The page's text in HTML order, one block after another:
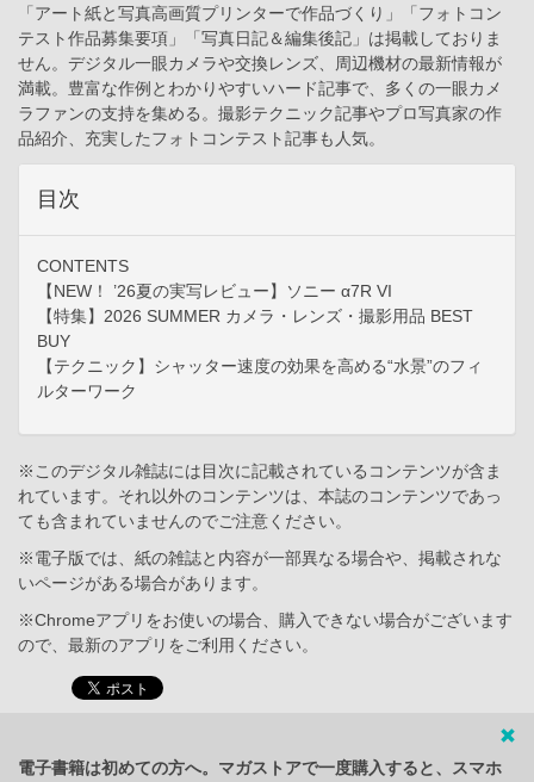
「アート紙と写真高画質プリンターで作品づくり」「フォトコン
テスト作品募集要項」「写真日記＆編集後記」は掲載しておりま
せん。デジタル一眼カメラや交換レンズ、周辺機材の最新情報が
満載。豊富な作例とわかりやすいハード記事で、多くの一眼カメ
ラファンの支持を集める。撮影テクニック記事やプロ写真家の作
品紹介、充実したフォトコンテスト記事も人気。
目次
CONTENTS
【NEW！ ’26夏の実写レビュー】ソニー α7R VI
【特集】2026 SUMMER カメラ・レンズ・撮影用品 BEST
BUY
【テクニック】シャッター速度の効果を高める“水景”のフィ
ルターワーク
※このデジタル雑誌には目次に記載されているコンテンツが含ま
れています。それ以外のコンテンツは、本誌のコンテンツであっ
ても含まれていませんのでご注意ください。
※電子版では、紙の雑誌と内容が一部異なる場合や、掲載されな
いページがある場合があります。
※Chromeアプリをお使いの場合、購入できない場合がございます
ので、最新のアプリをご利用ください。
電子書籍は初めての方へ。マガストアで一度購入すると、スマホ